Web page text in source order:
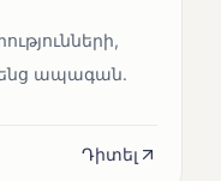
ապագան.
Դիտել